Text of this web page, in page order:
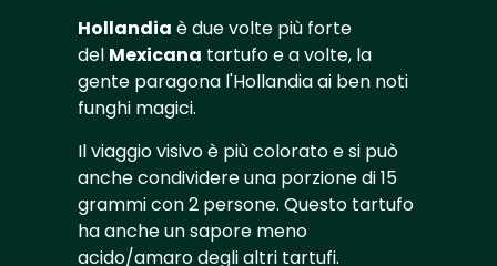
Hollandia è due volte più forte
del Mexicana tartufo e a volte, la
gente paragona l'Hollandia ai ben noti
funghi magici.
Il viaggio visivo è più colorato e si può
anche condividere una porzione di 15
grammi con 2 persone. Questo tartufo
ha anche un sapore meno
acido/amaro degli altri tartufi.